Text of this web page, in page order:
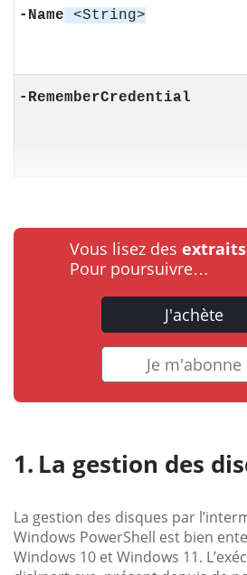
-Name <String>
-RememberCredential
Vous lisez des
Pour poursuivre…
J'achète
Je m'abonne
La gestion des
La gestion des disques par
Windows PowerShell est bien
Windows 10 et Windows 11.